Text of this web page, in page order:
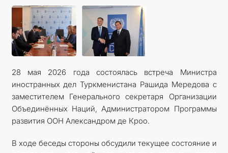
28 мая 2026 года состоялась встреча Министра
иностранных дел Туркменистана Рашида Мередова с
заместителем Генерального секретаря Организации
Объединённых Наций, Администратором Программы
развития ООН Александром де Кроо.
В ходе беседы стороны обсудили текущее состояние и